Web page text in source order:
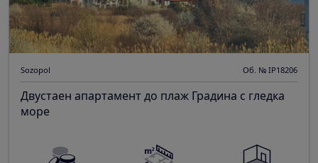
Sozopol Об. № IP18206
Двустаен апартамент до плаж Градина с гледка
море